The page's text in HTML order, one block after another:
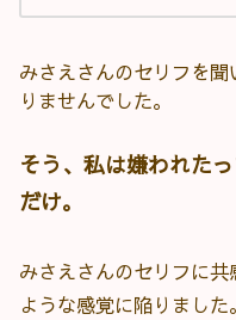
みさえさんのセリフを
りませんでした。
そう、私は嫌われた
だけ。
みさえさんのセリフに
ような感覚に陥りました。